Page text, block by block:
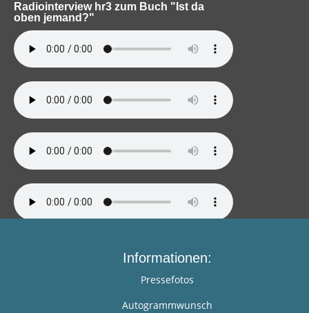
Radiointerview hr3 zum Buch "Ist da
oben jemand?"
Informationen:
Pressefotos
Autogrammwunsch